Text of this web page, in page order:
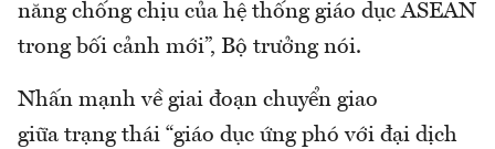
năng chống chịu của hệ thống giáo dục ASEAN
trong bối cảnh mới”, Bộ trưởng nói.
Nhấn mạnh về giai đoạn chuyển giao
giữa trạng thái “giáo dục ứng phó với đại dịch